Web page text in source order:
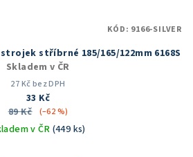
stříbrné 185/165/122mm 6168S
Skladem v ČR
27 Kč bez DPH
33 Kč
89 Kč
(–62 %)
v ČR (449 ks)
KÓD: 9166-SILVER